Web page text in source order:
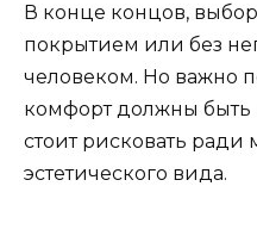
В конце концов,
покрытием или без
человеком. Но важно
комфорт должны быть
стоит рисковать
эстетического вида.